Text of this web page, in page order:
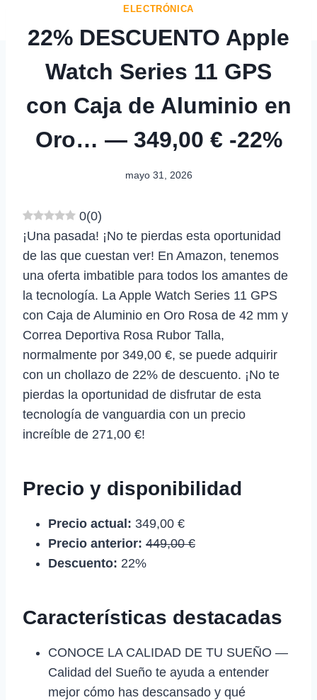
ELECTRÓNICA
22% DESCUENTO Apple
Watch Series 11 GPS
con Caja de Aluminio en
Oro… — 349,00 € -22%
mayo 31, 2026
0(0)
¡Una pasada! ¡No te pierdas esta oportunidad
de las que cuestan ver! En Amazon, tenemos
una oferta imbatible para todos los amantes de
la tecnología. La Apple Watch Series 11 GPS
con Caja de Aluminio en Oro Rosa de 42 mm y
Correa Deportiva Rosa Rubor Talla,
normalmente por 349,00 €, se puede adquirir
con un chollazo de 22% de descuento. ¡No te
pierdas la oportunidad de disfrutar de esta
tecnología de vanguardia con un precio
increíble de 271,00 €!
Precio y disponibilidad
Precio actual: 349,00 €
Precio anterior: 449,00 €
Descuento: 22%
Características destacadas
CONOCE LA CALIDAD DE TU SUEÑO —
Calidad del Sueño te ayuda a entender
mejor cómo has descansado y qué